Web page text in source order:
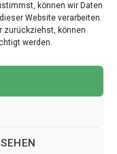
können wir Daten
Website verarbeiten.
zurückziehst, können
werden.
Schweizweit